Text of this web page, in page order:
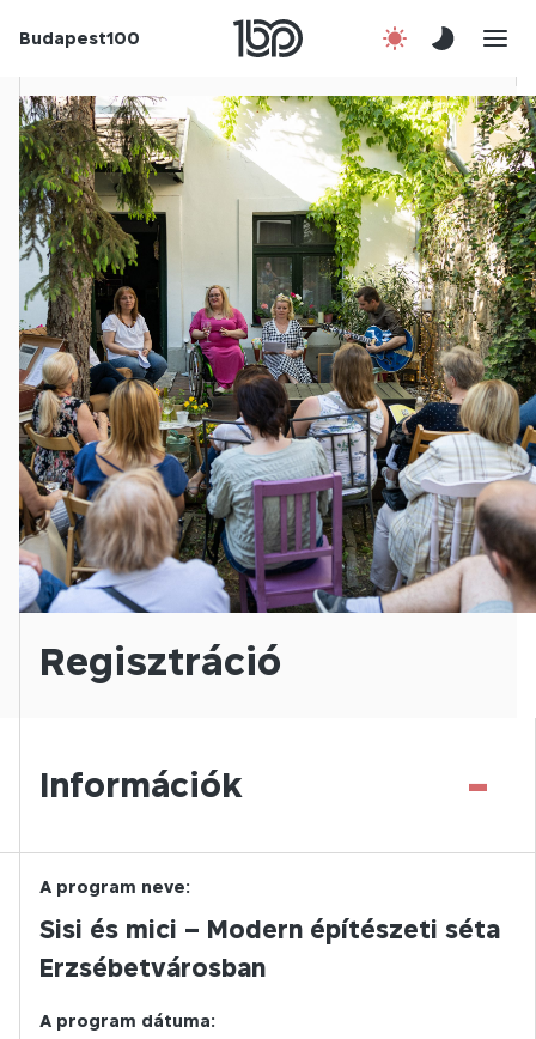
Budapest100
Csatlakozz!
Kapcsolat
En
Regisztráció
Információk -
A program neve:
Sisi és mici – Modern építészeti séta
Erzsébetvárosban
A program dátuma: